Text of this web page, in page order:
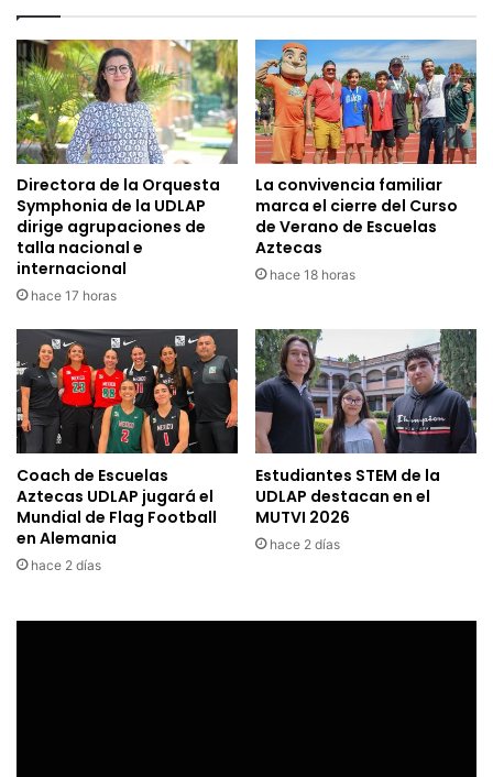
Directora de la Orquesta
Symphonia de la UDLAP
dirige agrupaciones de
talla nacional e
internacional
hace 17 horas
La convivencia familiar
marca el cierre del Curso
de Verano de Escuelas
Aztecas
hace 18 horas
Coach de Escuelas
Aztecas UDLAP jugará el
Mundial de Flag Football
en Alemania
hace 2 días
Estudiantes STEM de la
UDLAP destacan en el
MUTVI 2026
hace 2 días